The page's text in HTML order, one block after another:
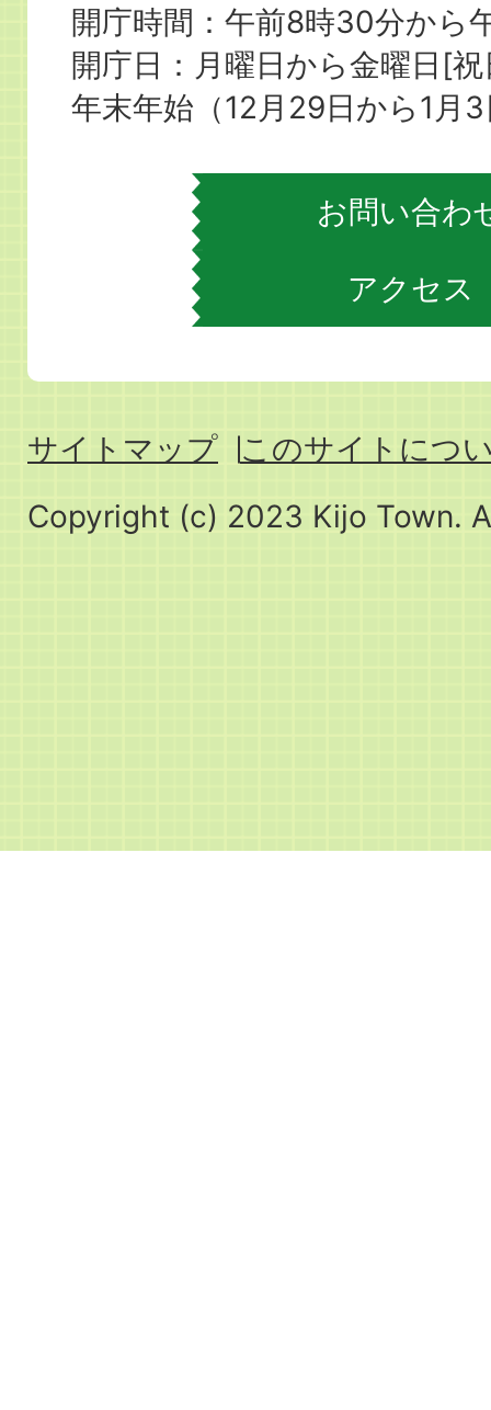
町
役
場
開庁時間：午前8時30分から
開庁日：月曜日から金曜日[
年末年始（12月29日から1月
お問い合わ
アクセス
サイトマップ
このサイトにつ
Copyright (c) 2023 Kijo Town.